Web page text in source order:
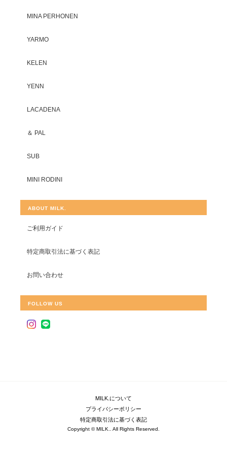
MINA PERHONEN
YARMO
KELEN
YENN
LACADENA
＆ PAL
SUB
MINI RODINI
ABOUT MILK.
ご利用ガイド
特定商取引法に基づく表記
お問い合わせ
FOLLOW US
MILK.について
プライバシーポリシー
特定商取引法に基づく表記
Copyright © MILK.. All Rights Reserved.